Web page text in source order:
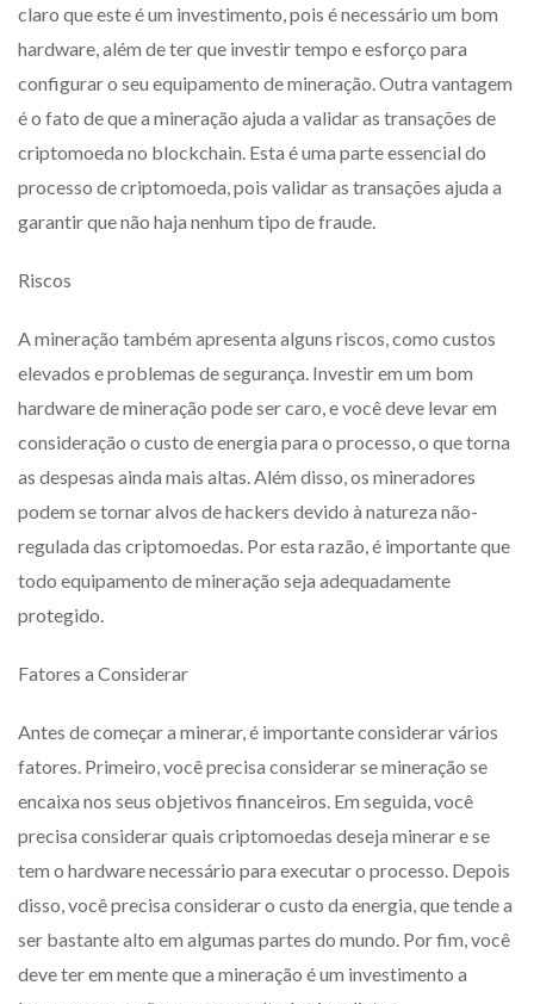
claro que este é um investimento, pois é necessário um bom
hardware, além de ter que investir tempo e esforço para
configurar o seu equipamento de mineração. Outra vantagem
é o fato de que a mineração ajuda a validar as transações de
criptomoeda no blockchain. Esta é uma parte essencial do
processo de criptomoeda, pois validar as transações ajuda a
garantir que não haja nenhum tipo de fraude.
Riscos
A mineração também apresenta alguns riscos, como custos
elevados e problemas de segurança. Investir em um bom
hardware de mineração pode ser caro, e você deve levar em
consideração o custo de energia para o processo, o que torna
as despesas ainda mais altas. Além disso, os mineradores
podem se tornar alvos de hackers devido à natureza não-
regulada das criptomoedas. Por esta razão, é importante que
todo equipamento de mineração seja adequadamente
protegido.
Fatores a Considerar
Antes de começar a minerar, é importante considerar vários
fatores. Primeiro, você precisa considerar se mineração se
encaixa nos seus objetivos financeiros. Em seguida, você
precisa considerar quais criptomoedas deseja minerar e se
tem o hardware necessário para executar o processo. Depois
disso, você precisa considerar o custo da energia, que tende a
ser bastante alto em algumas partes do mundo. Por fim, você
deve ter em mente que a mineração é um investimento a